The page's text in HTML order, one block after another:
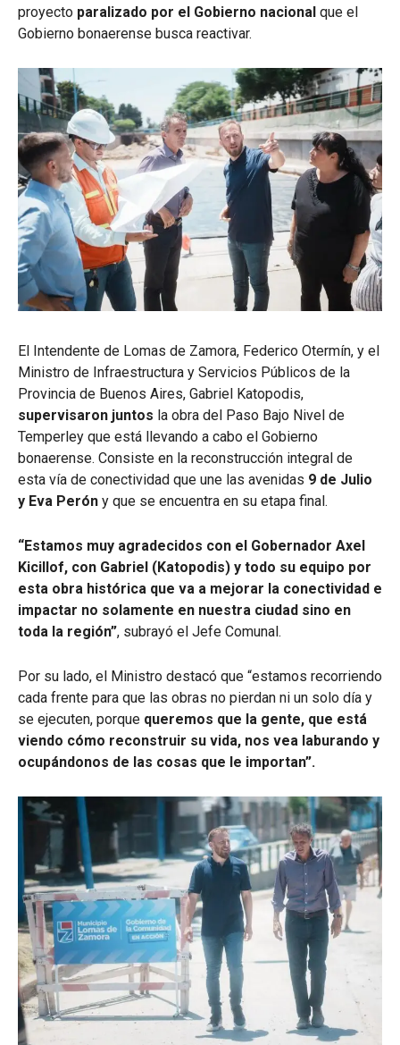
proyecto paralizado por el Gobierno nacional que el
Gobierno bonaerense busca reactivar.
El Intendente de Lomas de Zamora, Federico Otermín, y el
Ministro de Infraestructura y Servicios Públicos de la
Provincia de Buenos Aires, Gabriel Katopodis,
supervisaron juntos la obra del Paso Bajo Nivel de
Temperley que está llevando a cabo el Gobierno
bonaerense. Consiste en la reconstrucción integral de
esta vía de conectividad que une las avenidas 9 de Julio
y Eva Perón y que se encuentra en su etapa final.
“Estamos muy agradecidos con el Gobernador Axel
Kicillof, con Gabriel (Katopodis) y todo su equipo por
esta obra histórica que va a mejorar la conectividad e
impactar no solamente en nuestra ciudad sino en
toda la región”, subrayó el Jefe Comunal.
Por su lado, el Ministro destacó que “estamos recorriendo
cada frente para que las obras no pierdan ni un solo día y
se ejecuten, porque queremos que la gente, que está
viendo cómo reconstruir su vida, nos vea laburando y
ocupándonos de las cosas que le importan”.